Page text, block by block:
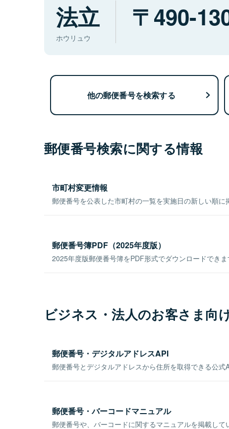
法立
ホウリュウ
490-
他の郵便番号を検索する
郵便番号検索に関する情報
市町村変更情報
郵便番号を公表した市町村の一覧を実施日の新しい順に
郵便番号簿PDF（2025年度版）
2025年度版郵便番号簿をPDF形式でダウンロードできま
ビジネス・法人のお客さま向
郵便番号・デジタルアドレスAPI
郵便番号とデジタルアドレスから住所を取得できる公式
郵便番号・バーコードマニュアル
郵便番号や、バーコードに関するマニュアルを掲載して